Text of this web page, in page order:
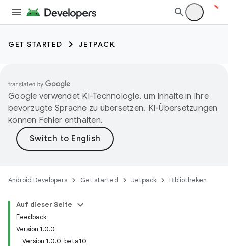
GET STARTED JETPACK
Google verwendet KI-Technologie, um Inhalte in Ihre
bevorzugte Sprache zu übersetzen. KI-Übersetzungen
können Fehler enthalten.
Android Developers Get started Jetpack Bibliotheken
Auf dieser Seite
Feedback
Version 1.0.0
Version 1.0.0-beta10